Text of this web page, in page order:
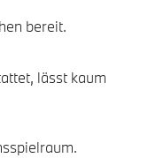
bereit.
lässt kaum